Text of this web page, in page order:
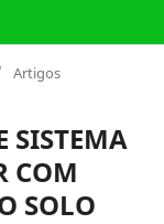
Artigos
SISTEMA
COM
SOLO